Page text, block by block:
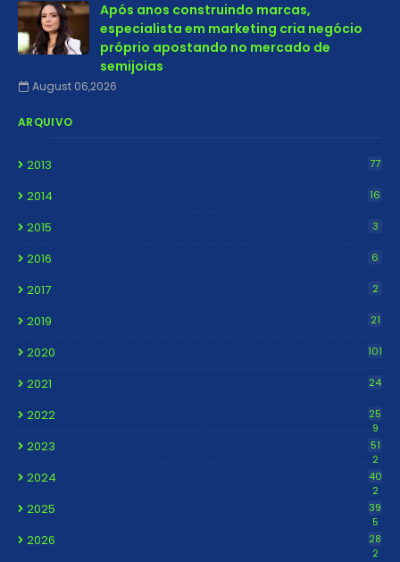
Após anos construindo marcas,
especialista em marketing cria negócio
próprio apostando no mercado de
semijoias
August 06,2026
ARQUIVO
2013 77
2014 16
2015 3
2016 6
2017 2
2019 21
2020 101
2021 24
2022
25
9
2023
51
2
2024
40
2
2025
39
5
2026
28
2